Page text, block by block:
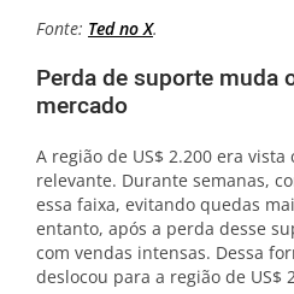
Fonte: Ted no X.
Perda de suporte muda
mercado
A região de US$ 2.200 era
relevante. Durante semanas,
essa faixa, evitando quedas
entanto, após a perda desse
com vendas intensas. Dessa
deslocou para a região de US$